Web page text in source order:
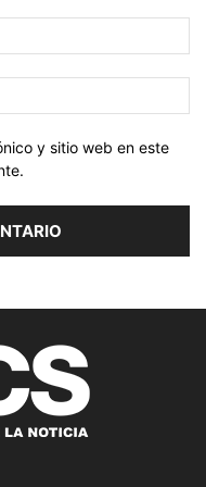
y sitio web en este